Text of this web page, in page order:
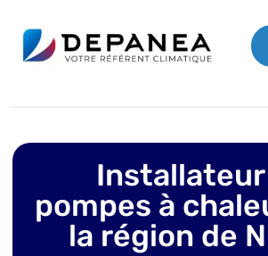
pompes à
la région de